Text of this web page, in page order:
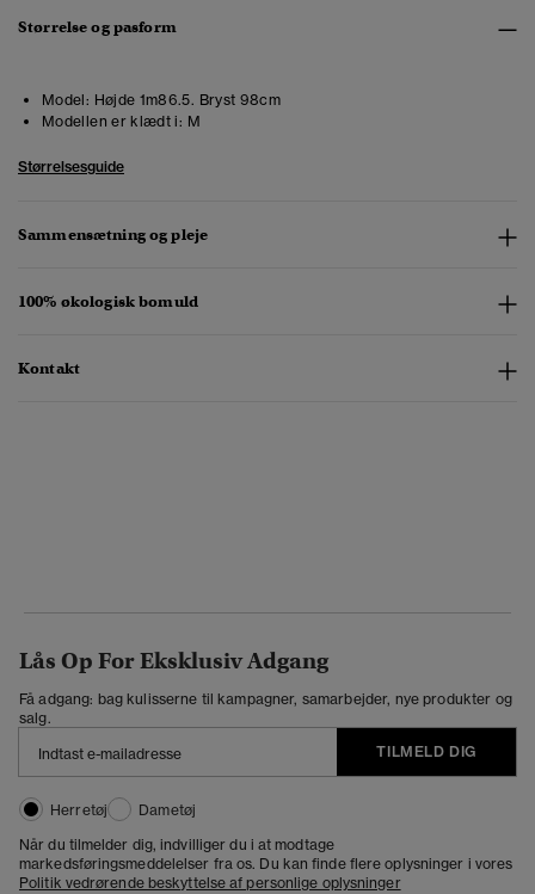
Størrelse og pasform
Model: Højde 1m86.5. Bryst 98cm
Modellen er klædt i: M
Størrelsesguide
Sammensætning og pleje
100% økologisk bomuld
Kontakt
Lås Op For Eksklusiv Adgang
Få adgang: bag kulisserne til kampagner, samarbejder, nye produkter og
salg.
TILMELD DIG
Herretøj
Dametøj
Når du tilmelder dig, indvilliger du i at modtage
markedsføringsmeddelelser fra os. Du kan finde flere oplysninger i vores
Politik vedrørende beskyttelse af personlige oplysninger